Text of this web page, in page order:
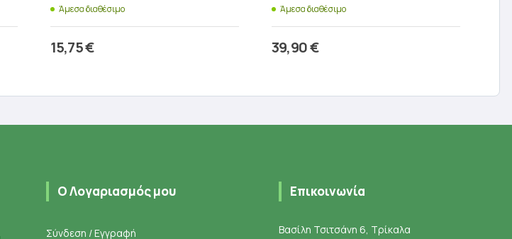
Άμεσα διαθέσιμο
15,75€
Άμεσα διαθέσιμο
39,90€
Ο Λογαριασμός μου
Σύνδεση / Εγγραφή
Επικοινωνία
Βασίλη Τσιτσάνη 6, Τρίκαλα